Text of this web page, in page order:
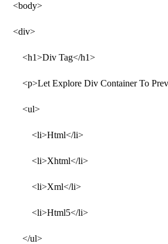
<body>
<div>
<h1>Div Tag</h1>
<p>Let Explore Div Container To
<ul>
<li>Html</li>
<li>Xhtml</li>
<li>Xml</li>
<li>Html5</li>
</ul>